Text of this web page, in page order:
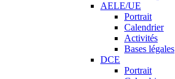
AELE/UE
Portrait
Calendrier
Activités
Bases légales
DCE
Portrait